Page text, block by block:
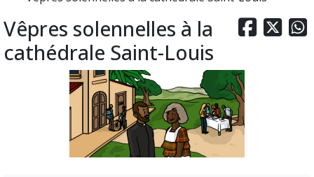
  
Vêpres solennelles à la
cathédrale Saint-Louis